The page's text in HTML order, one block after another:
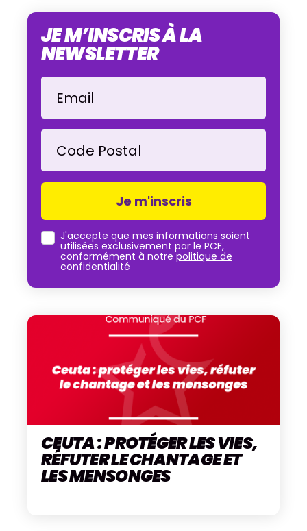
JE M’INSCRIS À LA
NEWSLETTER
Email
Code Postal
J'accepte que mes informations soient
utilisées exclusivement par le PCF,
conformément à notrepolitique de
confidentialité
CEUTA : PROTÉGER LES VIES,
RÉFUTER LE CHANTAGE ET
LES MENSONGES